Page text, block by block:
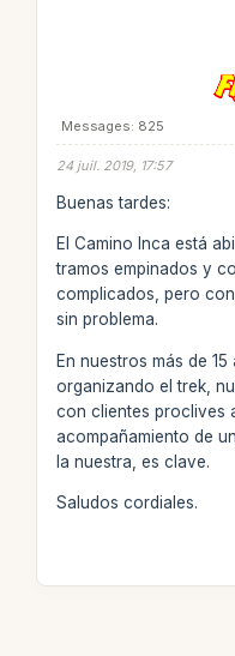
Messages: 825
24 juil. 2019, 17:57
Buenas tardes:
El Camino Inca está
tramos empinados y
complicados, pero
sin problema.
En nuestros más de
organizando el trek,
con clientes proclives
acompañamiento de
la nuestra, es clave.
Saludos cordiales.